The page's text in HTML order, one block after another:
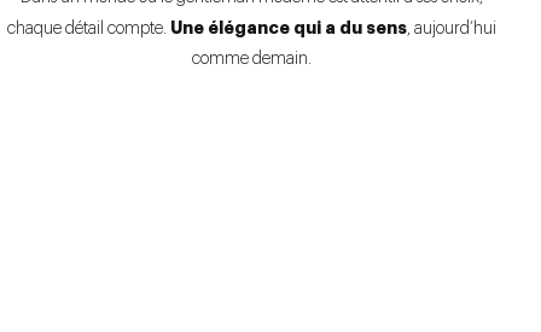
chaque détail compte. Une élégance qui a du sens, aujourd’hui
comme demain.